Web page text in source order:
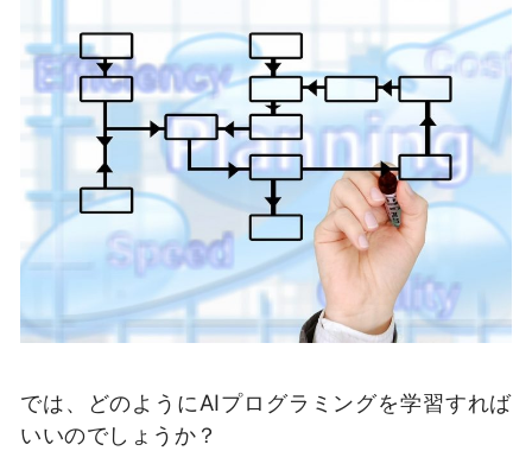
では、どのようにAIプログラミングを学習すれば
いいのでしょうか？